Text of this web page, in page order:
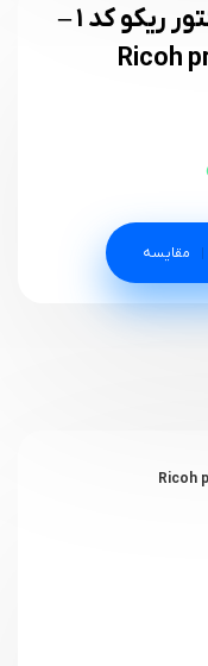
ریموت کنترل ویدئو پروژکتور ریکو کد ۱ –
Ricoh
مقایسه
Ricoh